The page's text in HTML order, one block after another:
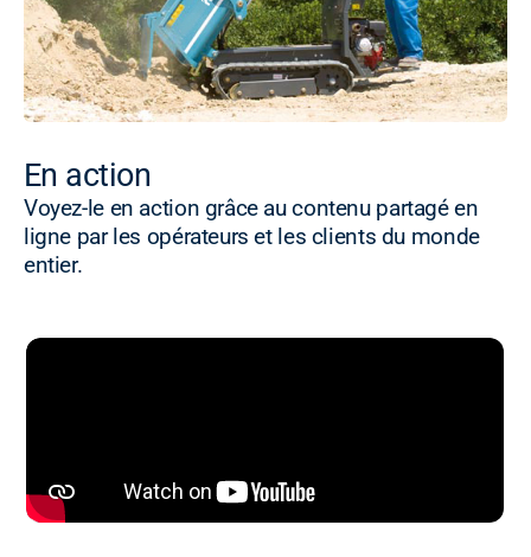
En action
Voyez-le en action grâce au contenu partagé en
ligne par les opérateurs et les clients du monde
entier.